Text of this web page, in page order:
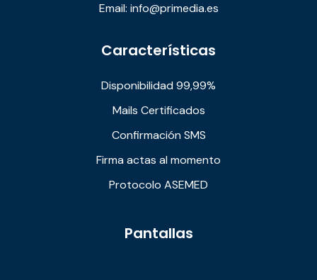
Email: info@primedia.es
Características
Disponibilidad 99,99%
Mails Certificados
Confirmación SMS
Firma actas al momento
Protocolo ASEMED
Pantallas